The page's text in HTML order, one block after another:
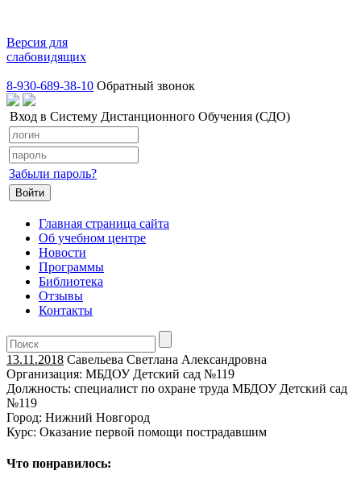
Версия для
слабовидящих
8-930-689-38-10 Обратный звонок
Вход в Систему Дистанционного Обучения (СДО)
Забыли пароль?
Главная страница сайта
Об учебном центре
Новости
Программы
Библиотека
Отзывы
Контакты
13.11.2018 Савельева Светлана Александровна
Организация: МБДОУ Детский сад №119
Должность: специалист по охране труда МБДОУ Детский сад
№119
Город: Нижний Новгород
Курс: Оказание первой помощи пострадавшим
Что понравилось: